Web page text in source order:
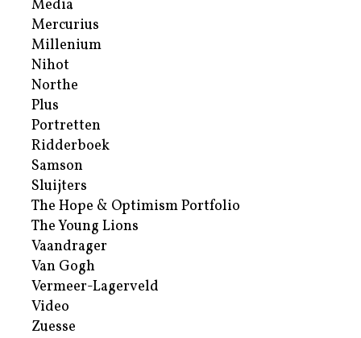
Media
Mercurius
Millenium
Nihot
Northe
Plus
Portretten
Ridderboek
Samson
Sluijters
The Hope & Optimism Portfolio
The Young Lions
Vaandrager
Van Gogh
Vermeer-Lagerveld
Video
Zuesse